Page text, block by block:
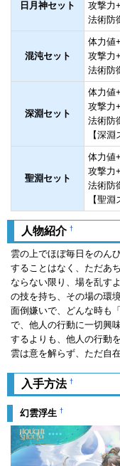
日月神セット
攻撃力
法術防
混沌セット
体力値
攻撃力
法術防
深淵セット
体力値
攻撃力
法術防
【深
聖淵セット
体力値
攻撃力
法術防
【聖
人物紹介 †
雲の上でほぼ毎日をのん
することはなく、ただあ
ならない限り、場を乱す
の技を持ち、その場の環
面倒嫌いで、どんな時も
で、他人の行動に一切興
するよりも、他人の行動
雲は意を解らず、ただ自
入手方法 †
幻雲浮生 †